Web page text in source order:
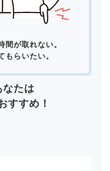
間が取れない。
もらいたい。
なたは
すすめ！